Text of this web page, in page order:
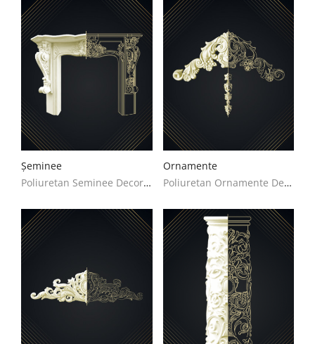
Șeminee
Poliuretan Seminee Decoratiuni Casa
Ornamente
Poliuretan Ornamente Decoratiuni Casa